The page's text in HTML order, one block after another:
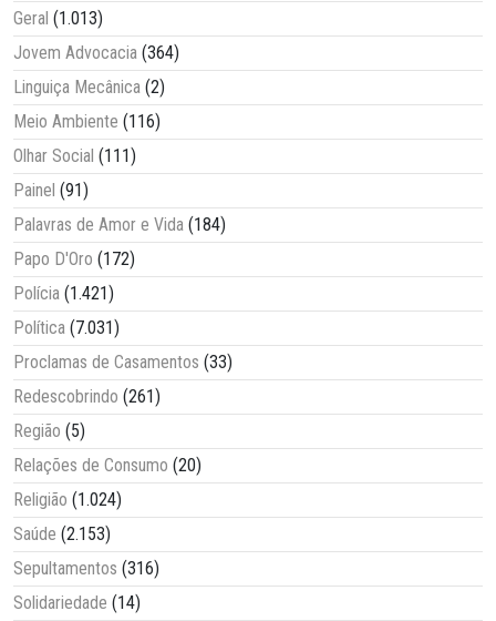
Geral (1.013)
Jovem Advocacia (364)
Linguiça Mecânica (2)
Meio Ambiente (116)
Olhar Social (111)
Painel (91)
Palavras de Amor e Vida (184)
Papo D'Oro (172)
Polícia (1.421)
Política (7.031)
Proclamas de Casamentos (33)
Redescobrindo (261)
Região (5)
Relações de Consumo (20)
Religião (1.024)
Saúde (2.153)
Sepultamentos (316)
Solidariedade (14)